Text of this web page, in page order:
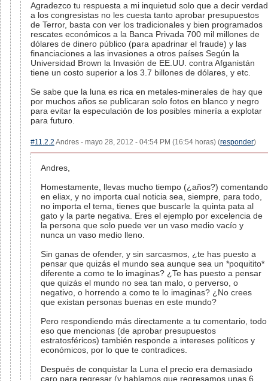
Agradezco tu respuesta a mi inquietud solo que a decir verdad
a los congresistas no les cuesta tanto aprobar presupuestos
de Terror, basta con ver los tradicionales y bien programados
rescates económicos a la Banca Privada 700 mil millones de
dólares de dinero público (para apadrinar el fraude) y las
financiaciones a las invasiones a otros países Según la
Universidad Brown la Invasión de EE.UU. contra Afganistán
tiene un costo superior a los 3.7 billones de dólares, y etc.
Se sabe que la luna es rica en metales-minerales de hay que
por muchos años se publicaran solo fotos en blanco y negro
para evitar la especulación de los posibles minería a explotar
para futuro.
#11.2.2 Andres - mayo 28, 2012 - 04:54 PM (16:54 horas) (responder)
Andres,
Homestamente, llevas mucho tiempo (¿años?) comentando
en eliax, y no importa cual noticia sea, siempre, para todo,
no importa el tema, tienes que buscarle la quinta pata al
gato y la parte negativa. Eres el ejemplo por excelencia de
la persona que solo puede ver un vaso medio vacío y
nunca un vaso medio lleno.
Sin ganas de ofender, y sin sarcasmos, ¿te has puesto a
pensar que quizás el mundo sea aunque sea un *poquitito*
diferente a como te lo imaginas? ¿Te has puesto a pensar
que quizás el mundo no sea tan malo, o perverso, o
negativo, o horrendo a como te lo imaginas? ¿No crees
que existan personas buenas en este mundo?
Pero respondiendo más directamente a tu comentario, todo
eso que mencionas (de aprobar presupuestos
estratosféricos) también responde a intereses políticos y
económicos, por lo que te contradices.
Después de conquistar la Luna el precio era demasiado
caro para regresar (y hablamos que regresamos unas 6